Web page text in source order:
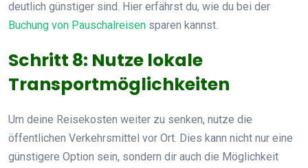
deutlich günstiger sind. Hier erfährst du, wie du bei der
Buchung von Pauschalreisen sparen kannst.
Schritt 8: Nutze lokale
Transportmöglichkeiten
Um deine Reisekosten weiter zu senken, nutze die
öffentlichen Verkehrsmittel vor Ort. Dies kann nicht nur eine
günstigere Option sein, sondern dir auch die Möglichkeit